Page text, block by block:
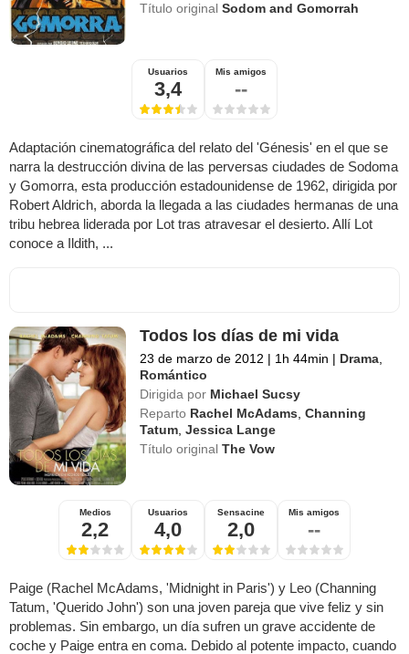
Título originalSodom and Gomorrah
Usuarios
3,4
Mis amigos
--
Adaptación cinematográfica del relato del 'Génesis' en el que se
narra la destrucción divina de las perversas ciudades de Sodoma
y Gomorra, esta producción estadounidense de 1962, dirigida por
Robert Aldrich, aborda la llegada a las ciudades hermanas de una
tribu hebrea liderada por Lot tras atravesar el desierto. Allí Lot
conoce a Ildith, ...
Todos los días de mi vida
23 de marzo de 2012 | 1h 44min | Drama
Romántico
Dirigida por Michael Sucsy
Reparto Rachel McAdams ,Channing
Tatum ,Jessica Lange
Título originalThe Vow
Medios
2,2
Usuarios
4,0
Sensacine
2,0
Mis amigos
--
Paige (Rachel McAdams, 'Midnight in Paris') y Leo (Channing
Tatum, 'Querido John') son una joven pareja que vive feliz y sin
problemas. Sin embargo, un día sufren un grave accidente de
coche y Paige entra en coma. Debido al potente impacto, cuando